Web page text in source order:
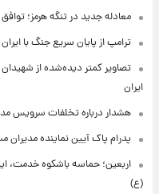
معادله جدید در تنگه هرمز؛
ترامپ از پایان سریع جنگ با
تصاویر کمتر دیده‌شده از
ایران
هشدار درباره تخلفات سرویس
پدرام پاک آیین نماینده
اربعین؛ حماسه باشکوه خدمت،
(ع)